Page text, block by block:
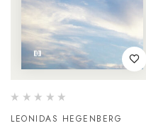
LEONIDAS HEGENBERG